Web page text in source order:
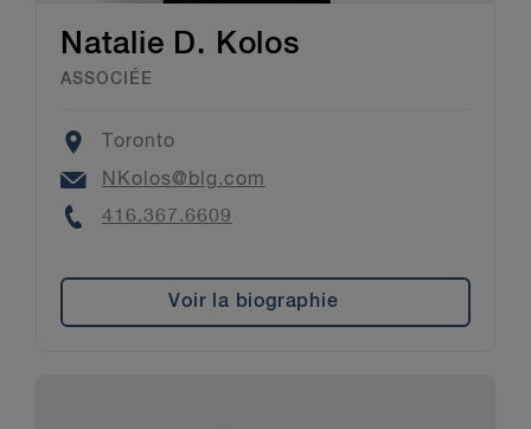
Natalie D. Kolos
ASSOCIÉE
Location
Toronto
Email
NKolos@blg.com
Phone
416.367.6609
Voir la biographie